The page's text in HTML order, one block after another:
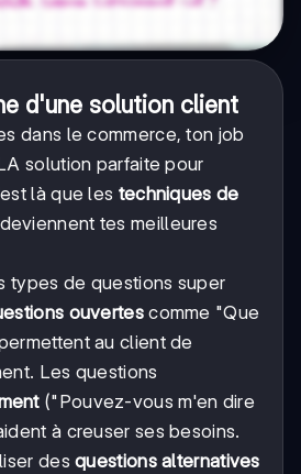
d'une solution client
dans le commerce, ton job
solution parfaite pour
là que les techniques de
tes meilleures
types de questions super
ouvertescomme "Que
au client de
Les questions
("Pouvez-vous m'en dire
à creuser ses besoins.
desquestions alternatives